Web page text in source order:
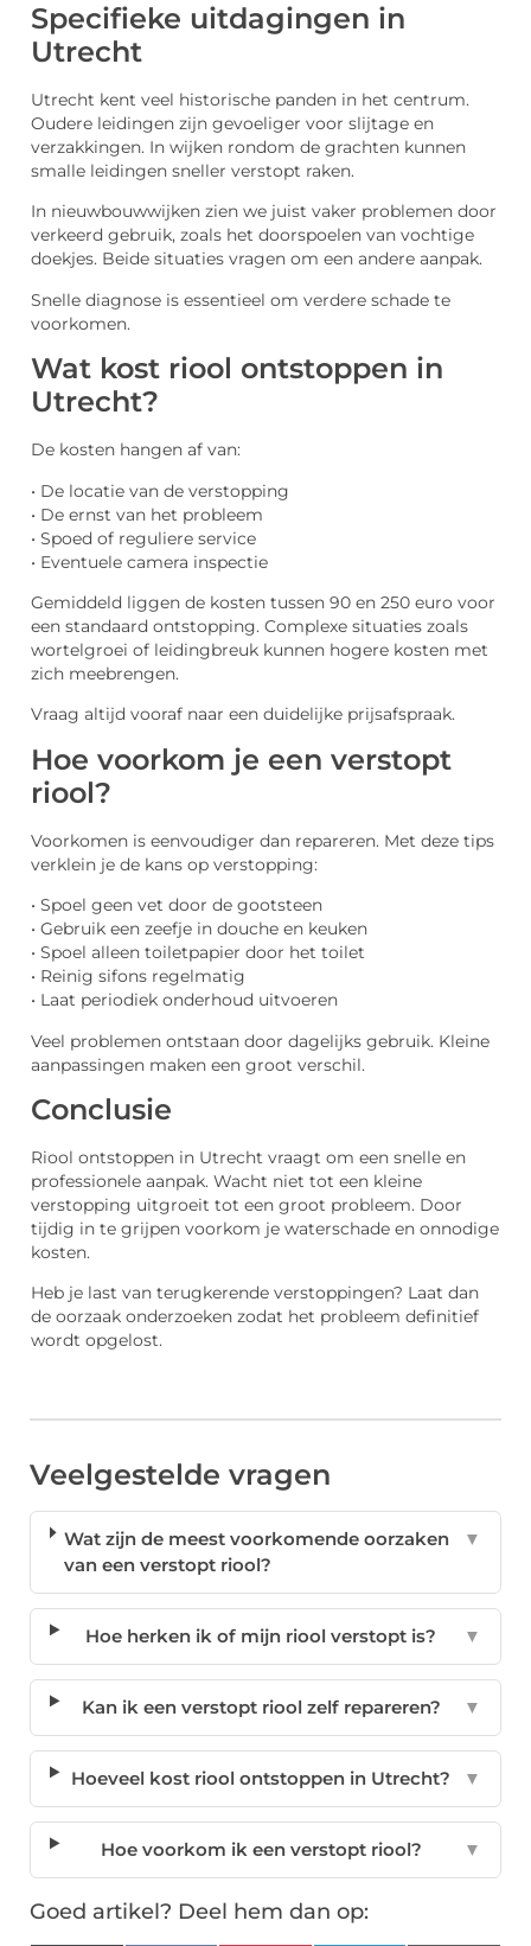
Specifieke uitdagingen in
Utrecht
Utrecht kent veel historische panden in het centrum.
Oudere leidingen zijn gevoeliger voor slijtage en
verzakkingen. In wijken rondom de grachten kunnen
smalle leidingen sneller verstopt raken.
In nieuwbouwwijken zien we juist vaker problemen door
verkeerd gebruik, zoals het doorspoelen van vochtige
doekjes. Beide situaties vragen om een andere aanpak.
Snelle diagnose is essentieel om verdere schade te
voorkomen.
Wat kost riool ontstoppen in
Utrecht?
De kosten hangen af van:
• De locatie van de verstopping
• De ernst van het probleem
• Spoed of reguliere service
• Eventuele camera inspectie
Gemiddeld liggen de kosten tussen 90 en 250 euro voor
een standaard ontstopping. Complexe situaties zoals
wortelgroei of leidingbreuk kunnen hogere kosten met
zich meebrengen.
Vraag altijd vooraf naar een duidelijke prijsafspraak.
Hoe voorkom je een verstopt
riool?
Voorkomen is eenvoudiger dan repareren. Met deze tips
verklein je de kans op verstopping:
• Spoel geen vet door de gootsteen
• Gebruik een zeefje in douche en keuken
• Spoel alleen toiletpapier door het toilet
• Reinig sifons regelmatig
• Laat periodiek onderhoud uitvoeren
Veel problemen ontstaan door dagelijks gebruik. Kleine
aanpassingen maken een groot verschil.
Conclusie
Riool ontstoppen in Utrecht vraagt om een snelle en
professionele aanpak. Wacht niet tot een kleine
verstopping uitgroeit tot een groot probleem. Door
tijdig in te grijpen voorkom je waterschade en onnodige
kosten.
Heb je last van terugkerende verstoppingen? Laat dan
de oorzaak onderzoeken zodat het probleem definitief
wordt opgelost.
Veelgestelde vragen
Wat zijn de meest voorkomende oorzaken
van een verstopt riool?
▼
Hoe herken ik of mijn riool verstopt is? ▼
Kan ik een verstopt riool zelf repareren? ▼
Hoeveel kost riool ontstoppen in Utrecht? ▼
Hoe voorkom ik een verstopt riool? ▼
Goed artikel? Deel hem dan op: